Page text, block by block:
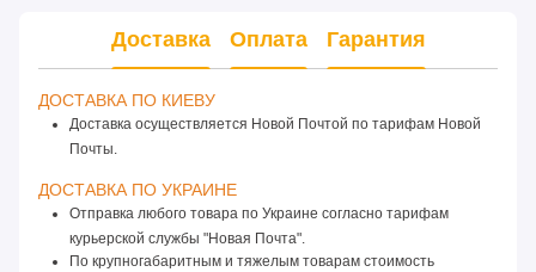
Доставка Оплата Гарантия
ДОСТАВКА ПО КИЕВУ
Доставка осуществляется Новой Почтой по тарифам Новой
Почты.
ДОСТАВКА ПО УКРАИНЕ
Отправка любого товара по Украине согласно тарифам
курьерской службы "Новая Почта".
По крупногабаритным и тяжелым товарам стоимость